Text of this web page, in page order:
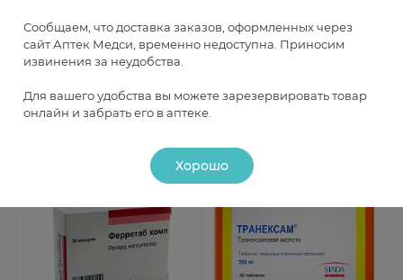
Феррум Лек таблетки
жевательные 100мг N30
В наличии
от 759 ₽
Транексам таблетки п.п.о.
250мг N30
Сообщаем, что доставка заказов, оформленных через
сайт Аптек Медси, временно недоступна. Приносим
извинения за неудобства.
Для вашего удобства вы можете зарезервировать товар
онлайн и забрать его в аптеке.
Хорошо